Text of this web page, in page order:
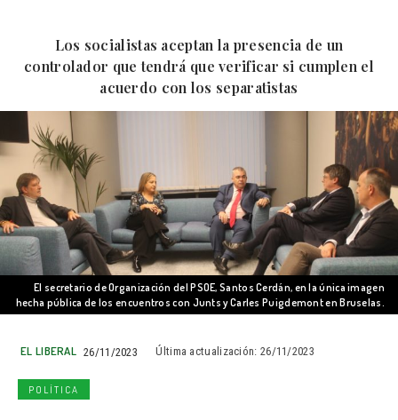
Los socialistas aceptan la presencia de un
controlador que tendrá que verificar si cumplen el
acuerdo con los separatistas
El secretario de Organización del PSOE, Santos Cerdán, en la única imagen
hecha pública de los encuentros con Junts y Carles Puigdemont en Bruselas.
EL LIBERAL 26/11/2023 Última actualización: 26/11/2023
POLÍTICA